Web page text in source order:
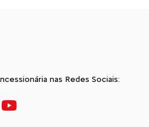
nas Redes Sociais: